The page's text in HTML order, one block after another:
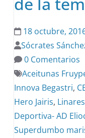
18 octubre,
Sócrates
0 Comentarios
Aceitunas
Innova Begastri,
Hero Jairis,
Deportiva- AD
Superdumbo